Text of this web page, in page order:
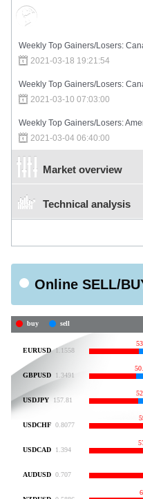
Weekly Top Gainers/Losers:
2021-03-18 19:21:54
Weekly Top Gainers/Losers:
2021-03-10 07:03:00
Weekly Top Gainers/Losers:
2021-03-04 06:40:00
Market overview
Technical analysis
Online SELL/